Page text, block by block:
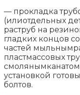
— прокладка
(илиотдельных
раструб на
гладких концов
частей
пластмассовых
установкой
болтов.